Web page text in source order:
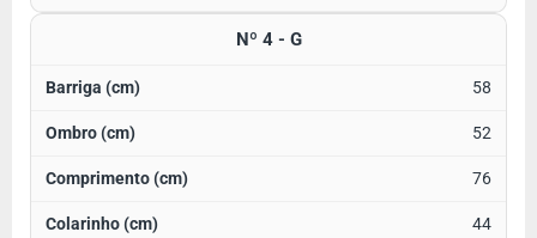
Nº 4 - G
58
52
76
44